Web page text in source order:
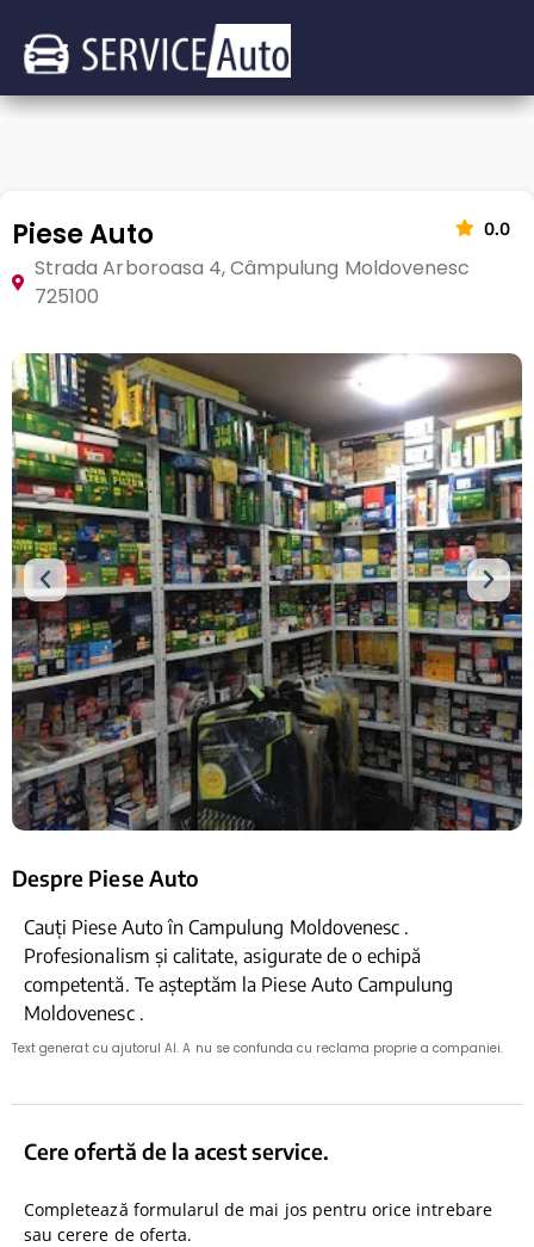
Piese Auto 0.0
Strada Arboroasa 4, Câmpulung Moldovenesc
725100
Despre Piese Auto
Cauți Piese Auto în Campulung Moldovenesc .
Profesionalism și calitate, asigurate de o echipă
competentă. Te așteptăm la Piese Auto Campulung
Moldovenesc .
Text generat cu ajutorul AI. A nu se confunda cu reclama proprie a companiei.
Cere ofertă de la acest service.
Completează formularul de mai jos pentru orice intrebare
sau cerere de oferta.